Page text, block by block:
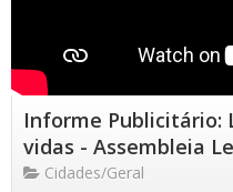
Informe Publicitário:
vidas - Assembleia
Cidades/Geral